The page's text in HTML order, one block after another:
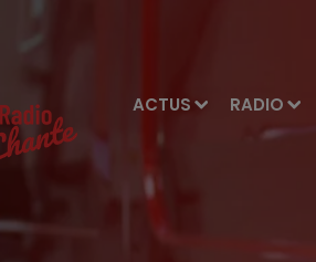
ACTUS RADIO